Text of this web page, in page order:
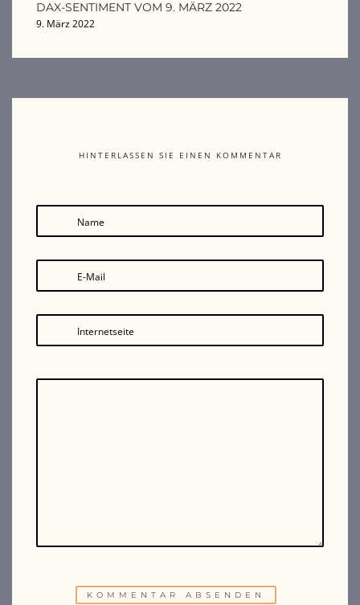
DAX-SENTIMENT VOM 9. MÄRZ 2022
9. März 2022
HINTERLASSEN SIE EINEN KOMMENTAR
Name
E-Mail
Internetseite